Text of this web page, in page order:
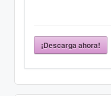
¡Descarga ahora!